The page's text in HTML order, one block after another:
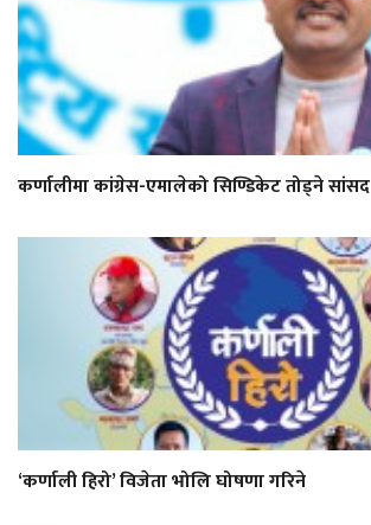
कर्णालीमा कांग्रेस-एमालेको सिण्डिकेट तोड्ने सांसद
‘कर्णाली हिरो’ विजेता भोलि घोषणा गरिने